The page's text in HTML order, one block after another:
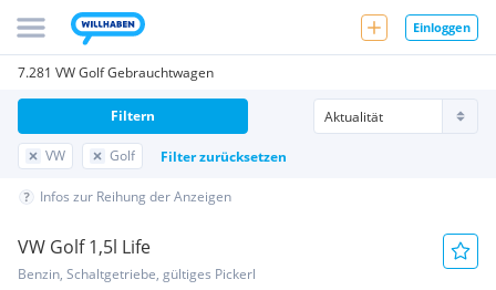
Einloggen
7.281 VW Golf Gebrauchtwagen
VW Golf Filter zurücksetzen
Filtern
Infos zur Reihung der Anzeigen
VW Golf 1,5l Life
Benzin, Schaltgetriebe, gültiges Pickerl